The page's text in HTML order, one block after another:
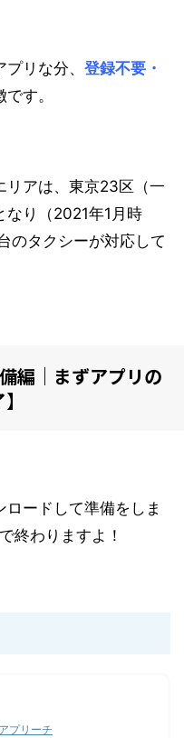
リな分、 登録不要・
す。
リアは、東京23区（一
なり（2021年1月時
のタクシーが対応して
編｜まずアプリの
ードして準備をしま
終わりますよ！
アプリーチ